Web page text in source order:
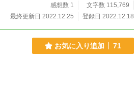
感想数 1
文字数 115,769
最終更新日 2022.12.25
登録日 2022.12.18
お気に入り追加 71